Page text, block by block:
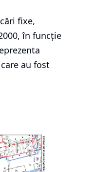
fixe,
în funcție
au fost